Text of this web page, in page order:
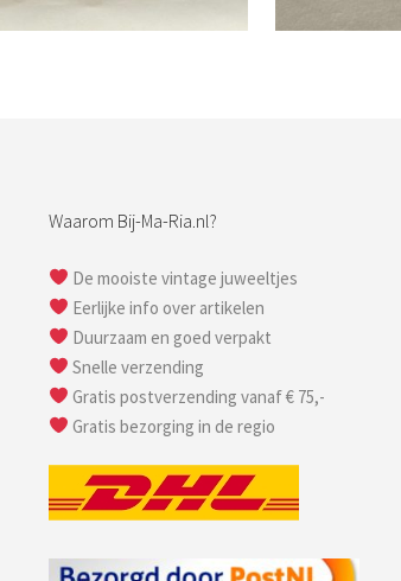
Waarom Bij-Ma-Ria.nl?
De mooiste vintage juweeltjes
Eerlijke info over artikelen
Duurzaam en goed verpakt
Snelle verzending
Gratis postverzending vanaf € 75,-
Gratis bezorging in de regio